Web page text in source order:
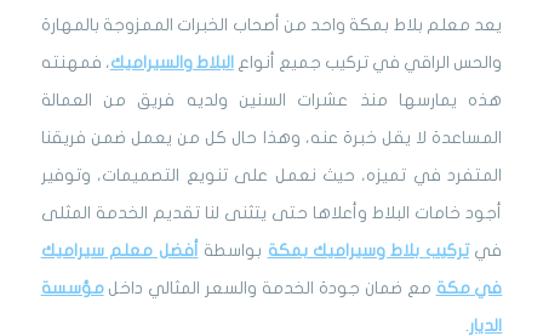
يعد معلم بلاط بمكة واحد من أصحاب الخبرات الممزوجة بالمهارة
والحس الراقي في تركيب جميع أنواع البلاط والسيراميك، فمهنته
هذه يمارسها منذ عشرات السنين ولديه فريق من العمالة
المساعدة لا يقل خبرة عنه، وهذا حال كل من يعمل ضمن فريقنا
المتفرد في تميزه، حيث نعمل على تنويع التصميمات، وتوفير
أجود خامات البلاط وأعلاها حتى يتثنى لنا تقديم الخدمة المثلى
فيتركيب بلاط وسيراميك بمكة بواسطة أفضل معلم سيراميك
في مكة مع ضمان جودة الخدمة والسعر المثالي داخلمؤسسة
الديار